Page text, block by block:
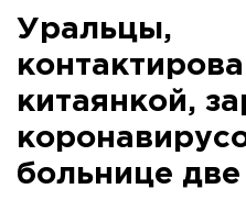
Уральцы,
китаянкой,
больнице